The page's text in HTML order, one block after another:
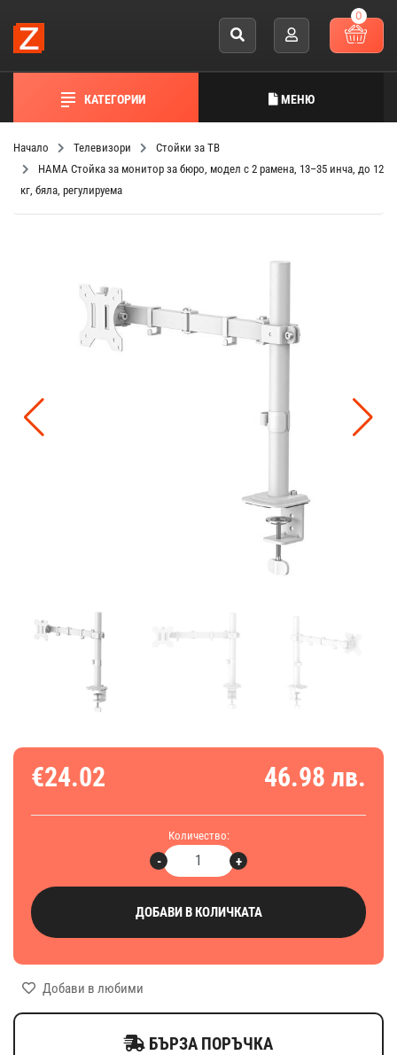
0
КАТЕГОРИИ МЕНЮ
Начало Телевизори
Стойки за ТВ
HAMA Стойка за монитор за бюро, модел с 2 рамена, 13–35 инча, до 12
кг, бяла, регулируема
€24.02 46.98 лв.
Количество:
+
-
ДОБАВИ В КОЛИЧКАТА
Добави в любими
БЪРЗА ПОРЪЧКА